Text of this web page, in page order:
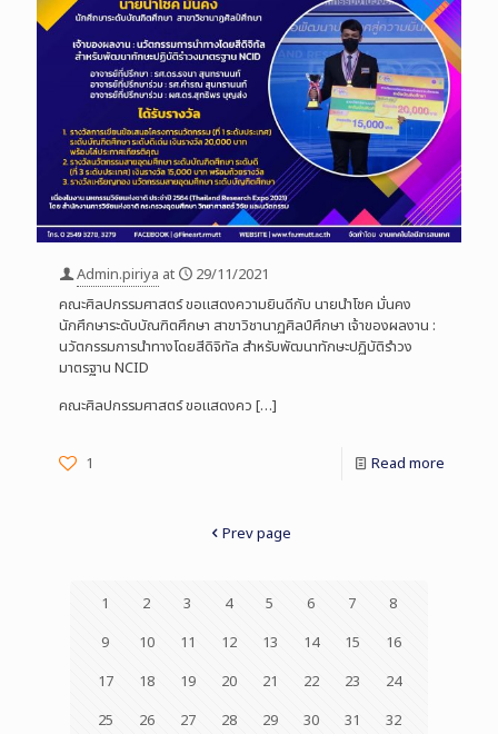
Admin.piriya at
29/11/2021
คณะศิลปกรรมศาสตร์ ขอแสดงความยินดีกับ นายนำโชค มั่นคง
นักศึกษาระดับบัณฑิตศึกษา สาขาวิชานาฏศิลป์ศึกษา เจ้าของผลงาน :
นวัตกรรมการนำทางโดยสีดิจิทัล สำหรับพัฒนาทักษะปฏิบัติรำวง
มาตรฐาน NCID
คณะศิลปกรรมศาสตร์ ขอแสดงคว […]
1 Read more
Prev page
1 2 3 4 5 6 7
8
9
10 11 12 13 14 15
16
17
18 19 20 21 22 23
24
25
26 27 28 29 30 31
32